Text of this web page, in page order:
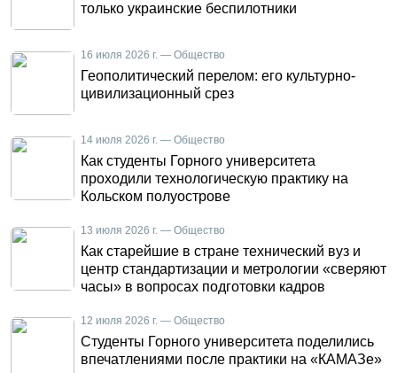
только украинские беспилотники
16 июля 2026 г. — Общество
Геополитический перелом: его культурно-
цивилизационный срез
14 июля 2026 г. — Общество
Как студенты Горного университета
проходили технологическую практику на
Кольском полуострове
13 июля 2026 г. — Общество
Как старейшие в стране технический вуз и
центр стандартизации и метрологии «сверяют
часы» в вопросах подготовки кадров
12 июля 2026 г. — Общество
Студенты Горного университета поделились
впечатлениями после практики на «КАМАЗе»